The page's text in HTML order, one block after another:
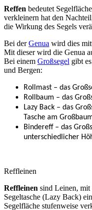
Reffen bedeutet
verkleinern hat den
die Wirkung des Segels
Bei derGenua wird dies
Mit dieser wird die Genua
Bei einem Großsegel gibt
und Bergen:
Rollmast – das
Rollbaum – das
Lazy Back – das
Tasche am
Bindereff – das
unterschiedlicher
Reffleinen
Reffleinen sind Leinen, mit
Segeltasche (Lazy Back)
Segelfläche stufenweise